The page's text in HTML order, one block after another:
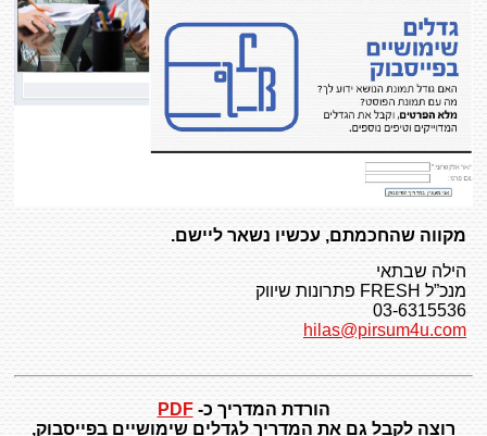
מקווה שהחכמתם, עכשיו נשאר ליישם.
הילה שבתאי
מנכ”ל FRESH פתרונות שיווק
03-6315536
hilas@pirsum4u.com
הורדת המדריך כ-PDF
רוצה לקבל גם את המדריך לגדלים שימושיים בפייסבוק,